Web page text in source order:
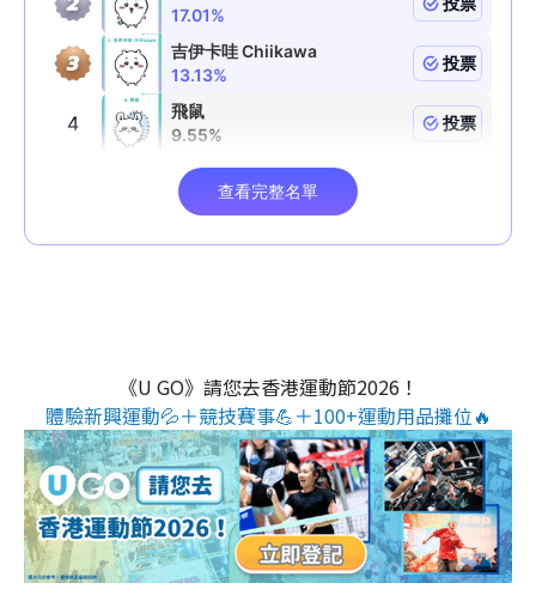
《U GO》請您去香港運動節2026！
體驗新興運動💦＋競技賽事💪＋100+運動用品攤位🔥